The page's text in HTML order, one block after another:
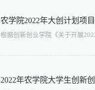
农学院2022年大创计划项
2022年农学院大学生创新